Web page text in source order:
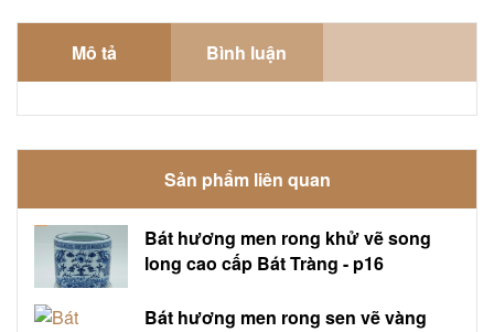
Mô tả Bình luận
Sản phẩm liên quan
Bát hương men rong khử vẽ song
long cao cấp Bát Tràng - p16
Bát hương men rong sen vẽ vàng